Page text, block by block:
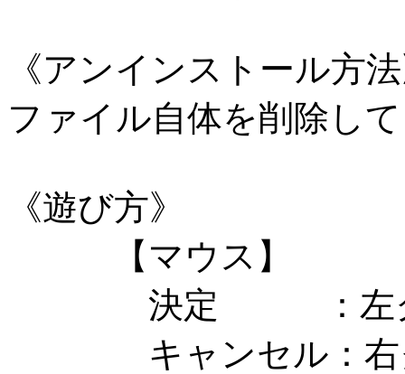
《アンインストール方
ファイル自体を削除し
《遊び方》
【マウス】
決定 ：左ク
キャンセル：右